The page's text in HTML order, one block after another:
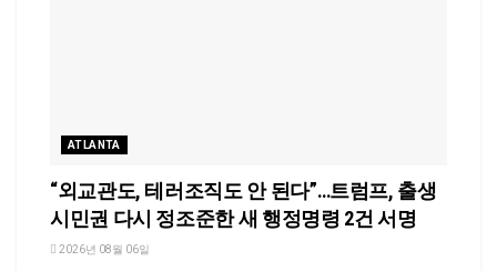
ATLANTA
“외교관도, 테러조직도 안 된다”…트럼프, 출생
시민권 다시 정조준한 새 행정명령 2건 서명
2026년 08월 06일